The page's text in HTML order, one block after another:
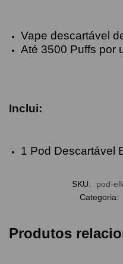
Vape descartável
Até 3500 Puffs por
Inclui:
1 Pod Descartável
SKU:
pod-
Categoria:
Produtos